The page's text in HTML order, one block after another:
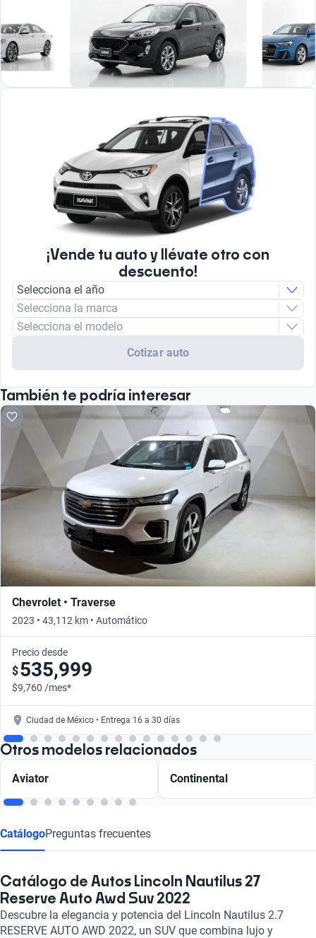
¡Vende tu auto y llévate otro con
descuento!
Selecciona el año
Selecciona la marca
Selecciona el modelo
Cotizar auto
También te podría interesar
Chevrolet • Traverse
2023 • 43,112 km • Automático
Precio desde
$535,999
$9,760 /mes*
Ciudad de México • Entrega 16 a 30 días
Otros modelos relacionados
Aviator Continental
CatálogoPreguntas frecuentes
Catálogo de Autos Lincoln Nautilus 27
Reserve Auto Awd Suv 2022
Descubre la elegancia y potencia del Lincoln Nautilus 2.7
RESERVE AUTO AWD 2022, un SUV que combina lujo y